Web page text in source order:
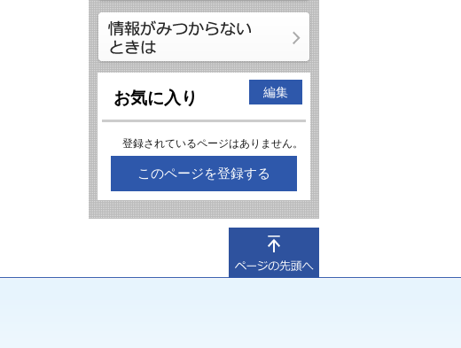
お気に入り 編集
登録されているページはありません。
このページを登録する